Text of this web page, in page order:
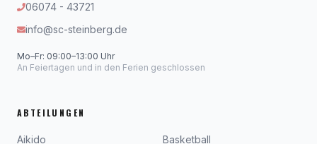
06074 - 43721
info@sc-steinberg.de
Mo–Fr: 09:00–13:00 Uhr
An Feiertagen und in den Ferien geschlossen
ABTEILUNGEN
Aikido
Basketball